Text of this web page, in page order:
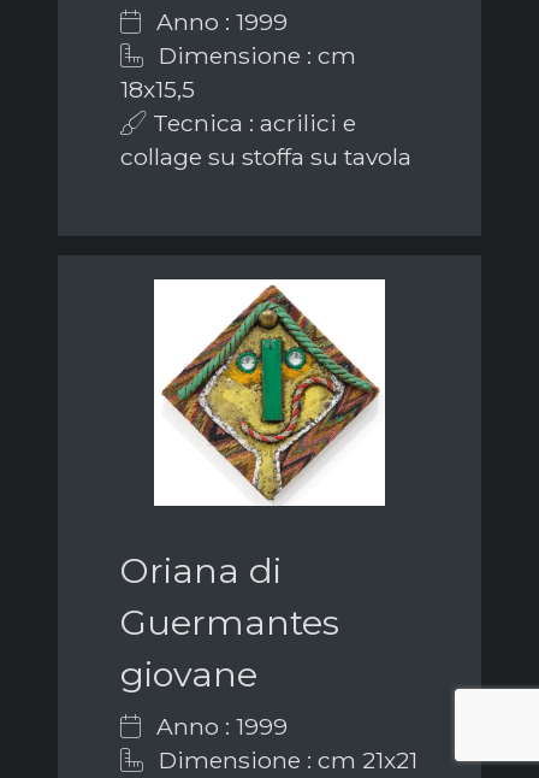
Anno : 1999
Dimensione : cm
18x15,5
Tecnica : acrilici e
collage su stoffa su tavola
Oriana di
Guermantes
giovane
Anno : 1999
Dimensione : cm 21x21